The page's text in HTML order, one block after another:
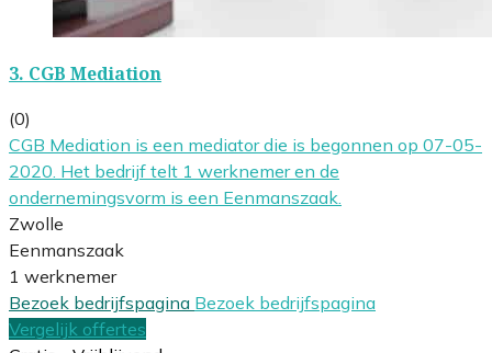
3. CGB Mediation
(0)
CGB Mediation is een mediator die is begonnen op 07-05-
2020. Het bedrijf telt 1 werknemer en de
ondernemingsvorm is een Eenmanszaak.
Zwolle
Eenmanszaak
1 werknemer
Bezoek bedrijfspagina Bezoek bedrijfspagina
Vergelijk offertes